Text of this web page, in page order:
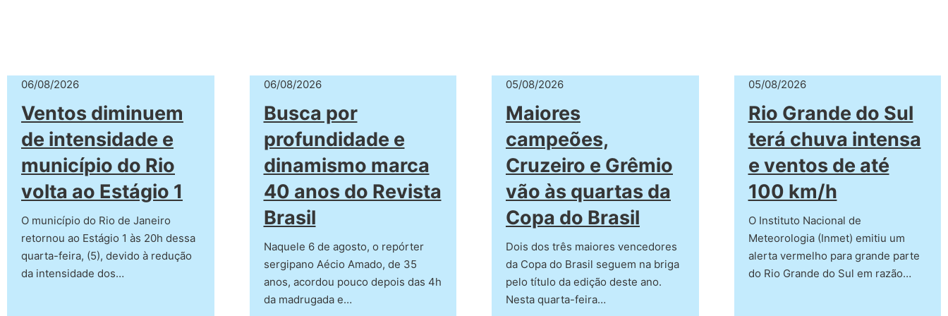
06/08/2026
Ventos diminuem
de intensidade e
município do Rio
volta ao Estágio 1
O município do Rio de Janeiro
retornou ao Estágio 1 às 20h dessa
quarta-feira, (5), devido à redução
da intensidade dos…
06/08/2026
Busca por
profundidade e
dinamismo marca
40 anos do Revista
Brasil
Naquele 6 de agosto, o repórter
sergipano Aécio Amado, de 35
anos, acordou pouco depois das 4h
da madrugada e…
05/08/2026
Maiores
campeões,
Cruzeiro e Grêmio
vão às quartas da
Copa do Brasil
Dois dos três maiores vencedores
da Copa do Brasil seguem na briga
pelo título da edição deste ano.
Nesta quarta-feira…
05/08/2026
Rio Grande do Sul
terá chuva intensa
e ventos de até
100 km/h
O Instituto Nacional de
Meteorologia (Inmet) emitiu um
alerta vermelho para grande parte
do Rio Grande do Sul em razão…